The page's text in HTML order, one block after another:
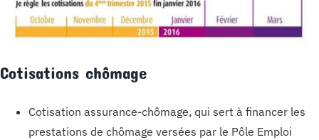
Cotisations chômage
Cotisation assurance-chômage, qui sert à financer les
prestations de chômage versées par le Pôle Emploi